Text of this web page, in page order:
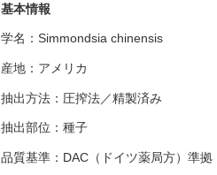
基本情報
学名：Simmondsia chinensis
産地：アメリカ
抽出方法：圧搾法／精製済み
抽出部位：種子
品質基準：DAC（ドイツ薬局方）準拠